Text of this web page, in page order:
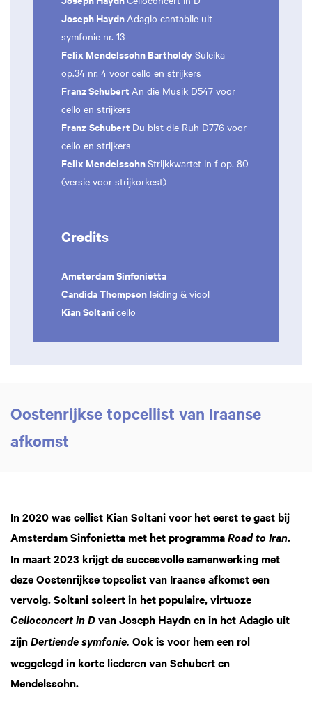
Joseph HaydnAdagio cantabile uit
symfonie nr. 13
Felix Mendelssohn Bartholdy Suleika
op.34 nr. 4 voor cello en strijkers
Franz Schubert An die Musik D547 voor
cello en strijkers
FranzSchubert Du bist die Ruh D776 voor
cello en strijkers
Felix MendelssohnStrijkkwartet in f op. 80
(versie voor strijkorkest)
Credits
Amsterdam Sinfonietta
Candida Thompson leiding & viool
Kian Soltani cello
Oostenrijkse topcellist van Iraanse
afkomst
In 2020 was cellist Kian Soltani voor het eerst te gast bij
Amsterdam Sinfonietta met het programma Road to Iran.
In maart 2023 krijgt de succesvolle samenwerking met
deze Oostenrijkse topsolist van Iraanse afkomst een
vervolg. Soltani soleert in het populaire, virtuoze
Celloconcert in D van Joseph Haydn en in het Adagio uit
zijn Dertiende symfonie. Ook is voor hem een rol
weggelegd in korte liederen van Schubert en
Mendelssohn.
Zoom